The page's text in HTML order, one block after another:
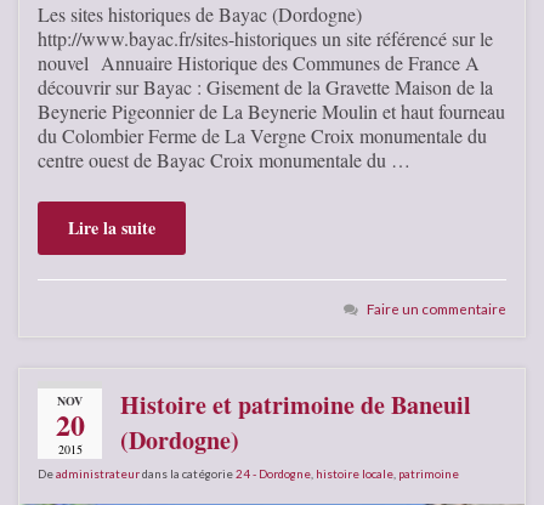
Les sites historiques de Bayac (Dordogne)
http://www.bayac.fr/sites-historiques un site référencé sur le
nouvel Annuaire Historique des Communes de France A
découvrir sur Bayac : Gisement de la Gravette Maison de la
Beynerie Pigeonnier de La Beynerie Moulin et haut fourneau
du Colombier Ferme de La Vergne Croix monumentale du
centre ouest de Bayac Croix monumentale du …
Lire la suite
Faire un commentaire
NOV
20
2015
Histoire et patrimoine de Baneuil
(Dordogne)
Deadministrateurdans la catégorie24 - Dordogne histoire locale patrimoine